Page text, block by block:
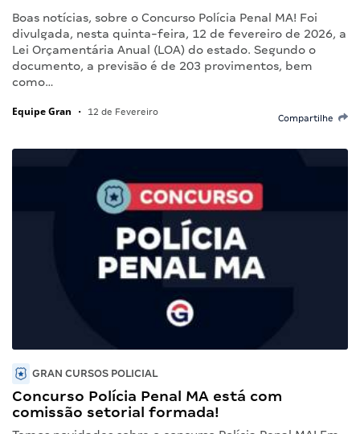
Boas notícias, sobre o Concurso Polícia Penal MA! Foi
divulgada, nesta quinta-feira, 12 de fevereiro de 2026, a
Lei Orçamentária Anual (LOA) do estado. Segundo o
documento, a previsão é de 203 provimentos, bem
como…
Equipe Gran • 12 de Fevereiro
Compartilhe
GRAN CURSOS POLICIAL
Concurso Polícia Penal MA está com
comissão setorial formada!